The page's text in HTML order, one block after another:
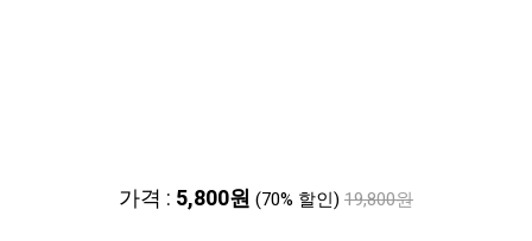
가격 : 5,800원 (70% 할인) 19,800원